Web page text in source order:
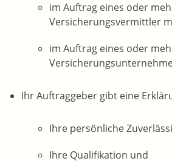
im Auftrag eines oder
Versicherungsvermittler
im Auftrag eines oder
Ihr Auftraggeber gibt eine
Ihre persönliche
Ihre Qualifikation und